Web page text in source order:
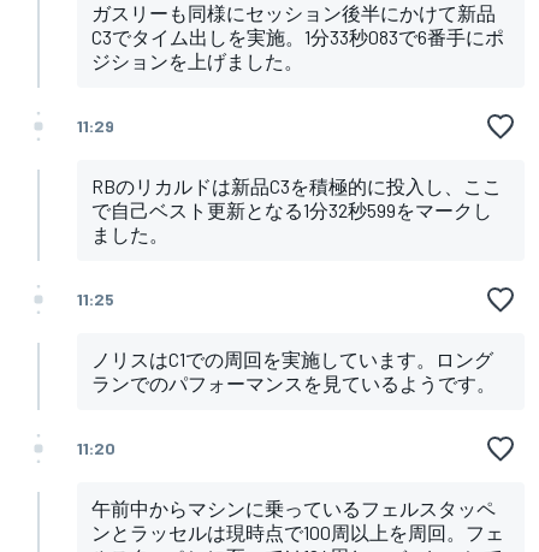
ガスリーも同様にセッション後半にかけて新品
C3でタイム出しを実施。1分33秒083で6番手にポ
ジションを上げました。
11:29
RBのリカルドは新品C3を積極的に投入し、ここ
で自己ベスト更新となる1分32秒599をマークし
ました。
11:25
ノリスはC1での周回を実施しています。ロング
ランでのパフォーマンスを見ているようです。
11:20
午前中からマシンに乗っているフェルスタッペ
ンとラッセルは現時点で100周以上を周回。フェ